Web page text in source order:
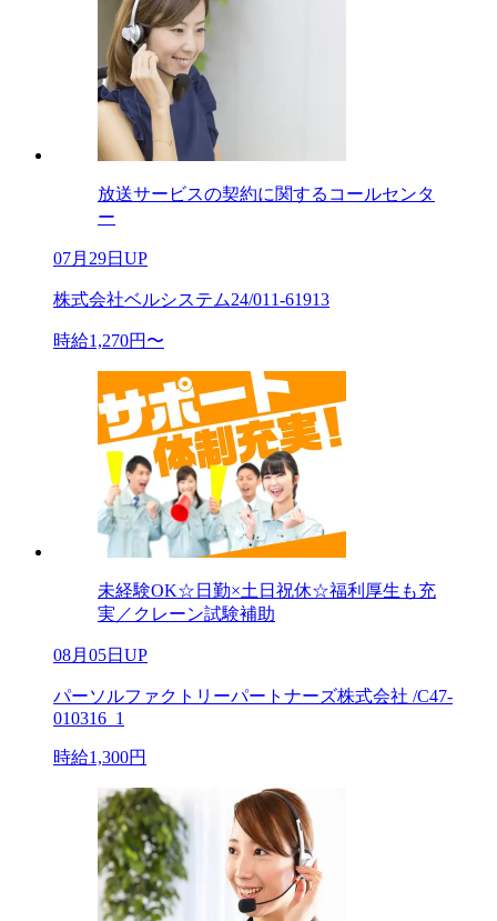
放送サービスの契約に関するコールセンタ
ー
07月29日UP
株式会社ベルシステム24/011-61913
時給1,270円〜
未経験OK☆日勤×土日祝休☆福利厚生も充
実／クレーン試験補助
08月05日UP
パーソルファクトリーパートナーズ株式会社 /C47-
010316_1
時給1,300円